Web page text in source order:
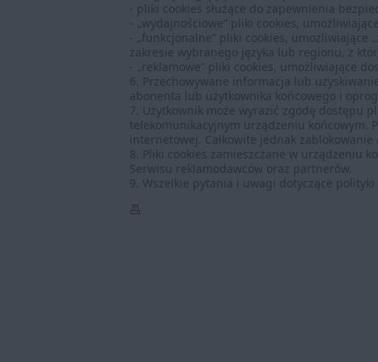
- pliki cookies służące do zapewnienia
- „wydajnościowe” pliki cookies,
- „funkcjonalne” pliki cookies,
zakresie wybranego języka lub regionu, z
- „reklamowe” pliki cookies, umożliwiające
6. Przechowywane informacja lub
abonenta lub użytkownika końcowego i
7. Użytkownik może wyrazić zgodę dostępu
telekomunikacyjnym urządzeniu końcowym.
internetowej. Całkowite jednak
8. Pliki cookies zamieszczane w urządzeniu
Serwisu reklamodawców oraz partnerów.
9. Wszelkie pytania i uwagi dotyczące